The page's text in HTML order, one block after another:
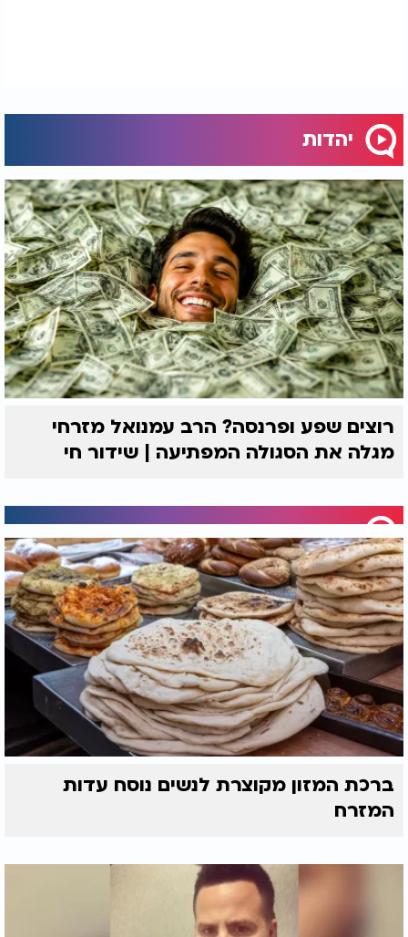
יהדות
רוצים שפע ופרנסה? הרב עמנואל מזרחי
מגלה את הסגולה המפתיעה | שידור חי
ברכת המזון מקוצרת לנשים נוסח עדות
המזרח